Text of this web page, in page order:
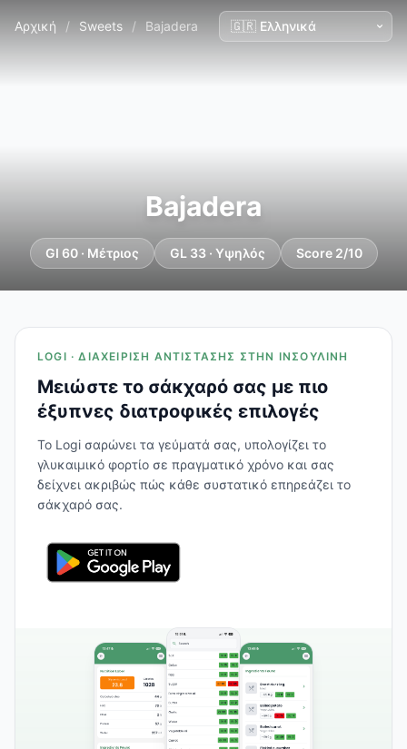
Αρχική / Sweets / Bajadera
Bajadera
GI 60 · Μέτριος GL 33 · Υψηλός Score 2/10
LOGI · ΔΙΑΧΕΊΡΙΣΗ ΑΝΤΊΣΤΑΣΗΣ ΣΤΗΝ ΙΝΣΟΥΛΊΝΗ
Μειώστε το σάκχαρό σας με πιο
έξυπνες διατροφικές επιλογές
Το Logi σαρώνει τα γεύματά σας, υπολογίζει το
γλυκαιμικό φορτίο σε πραγματικό χρόνο και σας
δείχνει ακριβώς πώς κάθε συστατικό επηρεάζει το
σάκχαρό σας.